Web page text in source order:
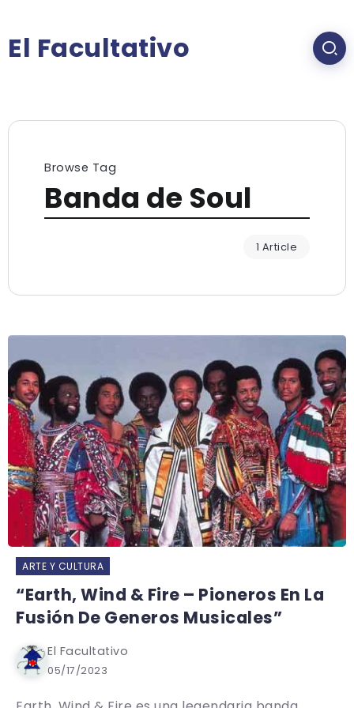
El Facultativo
Browse Tag
Banda de Soul
1 Article
ARTE Y CULTURA
“Earth, Wind & Fire – Pioneros En La
Fusión De Generos Musicales”
El Facultativo
05/17/2023